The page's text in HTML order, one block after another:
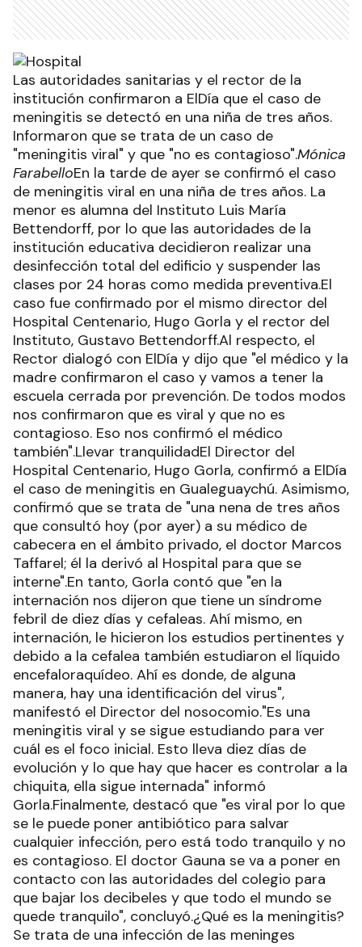
Las autoridades sanitarias y el rector de la
institución confirmaron a ElDía que el caso de
meningitis se detectó en una niña de tres años.
Informaron que se trata de un caso de
"meningitis viral" y que "no es contagioso".Mónica
FarabelloEn la tarde de ayer se confirmó el caso
de meningitis viral en una niña de tres años. La
menor es alumna del Instituto Luis María
Bettendorff, por lo que las autoridades de la
institución educativa decidieron realizar una
desinfección total del edificio y suspender las
clases por 24 horas como medida preventiva.El
caso fue confirmado por el mismo director del
Hospital Centenario, Hugo Gorla y el rector del
Instituto, Gustavo Bettendorff.Al respecto, el
Rector dialogó con ElDía y dijo que "el médico y la
madre confirmaron el caso y vamos a tener la
escuela cerrada por prevención. De todos modos
nos confirmaron que es viral y que no es
contagioso. Eso nos confirmó el médico
también".Llevar tranquilidadEl Director del
Hospital Centenario, Hugo Gorla, confirmó a ElDía
el caso de meningitis en Gualeguaychú. Asimismo,
confirmó que se trata de "una nena de tres años
que consultó hoy (por ayer) a su médico de
cabecera en el ámbito privado, el doctor Marcos
Taffarel; él la derivó al Hospital para que se
interne".En tanto, Gorla contó que "en la
internación nos dijeron que tiene un síndrome
febril de diez días y cefaleas. Ahí mismo, en
internación, le hicieron los estudios pertinentes y
debido a la cefalea también estudiaron el líquido
encefaloraquídeo. Ahí es donde, de alguna
manera, hay una identificación del virus",
manifestó el Director del nosocomio."Es una
meningitis viral y se sigue estudiando para ver
cuál es el foco inicial. Esto lleva diez días de
evolución y lo que hay que hacer es controlar a la
chiquita, ella sigue internada" informó
Gorla.Finalmente, destacó que "es viral por lo que
se le puede poner antibiótico para salvar
cualquier infección, pero está todo tranquilo y no
es contagioso. El doctor Gauna se va a poner en
contacto con las autoridades del colegio para
que bajar los decibeles y que todo el mundo se
quede tranquilo", concluyó.¿Qué es la meningitis?
Se trata de una infección de las meninges